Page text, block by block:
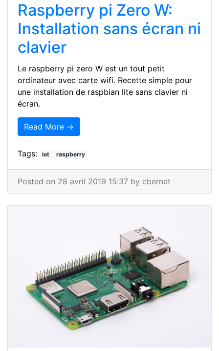
Raspberry pi Zero W:
Installation sans écran ni
clavier
Le raspberry pi zero W est un tout petit
ordinateur avec carte wifi. Recette simple pour
une installation de raspbian lite sans clavier ni
écran.
Read More →
Tags: iot raspberry
Posted on 28 avril 2019 15:37 by cbernet